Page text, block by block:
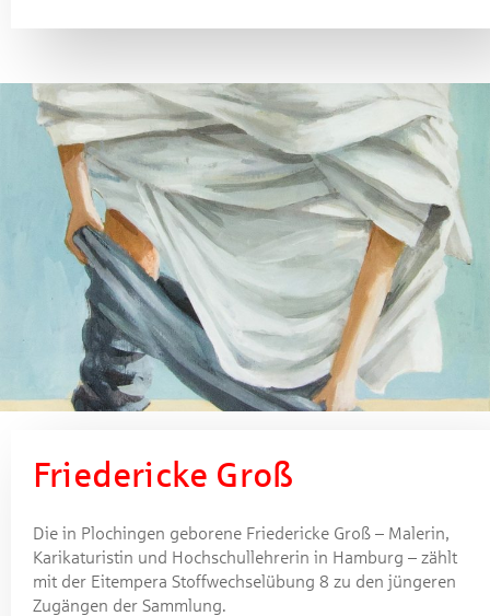
Friedericke Groß
Die in Plochingen geborene Friedericke Groß – Malerin,
Karikaturistin und Hochschullehrerin in Hamburg – zählt
mit der Eitempera Stoffwechselübung 8 zu den jüngeren
Zugängen der Sammlung.
2004.